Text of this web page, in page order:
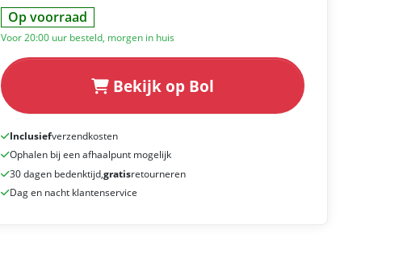
Op voorraad
Voor 20:00 uur besteld, morgen in huis
Bekijk op Bol
Inclusiefverzendkosten
Ophalen bij een afhaalpunt mogelijk
30 dagen bedenktijd,gratisretourneren
Dag en nacht klantenservice